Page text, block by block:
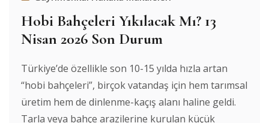
Hobi Bahçeleri Yıkılacak Mı? 13
Nisan 2026 Son Durum
Türkiye’de özellikle son 10-15 yılda hızla artan
“hobi bahçeleri”, birçok vatandaş için hem tarımsal
üretim hem de dinlenme-kaçış alanı haline geldi.
Tarla veya bahçe arazilerine kurulan küçük